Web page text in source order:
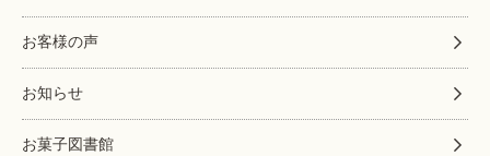
お客様の声
お知らせ
お菓子図書館